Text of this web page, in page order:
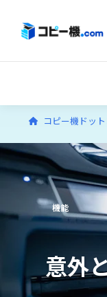
コピー機ドッ
機能
意外